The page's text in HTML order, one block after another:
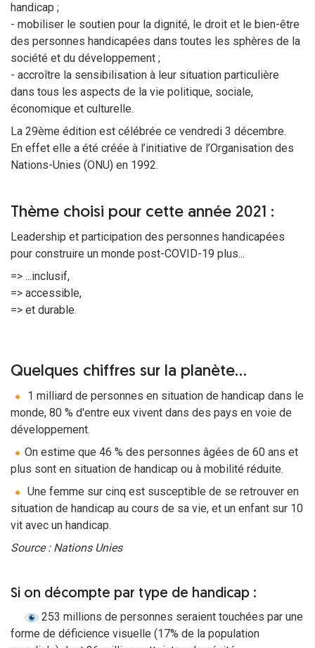
handicap ;
- mobiliser le soutien pour la dignité, le droit et le bien-être
des personnes handicapées dans toutes les sphères de la
société et du développement ;
- accroître la sensibilisation à leur situation particulière
dans tous les aspects de la vie politique, sociale,
économique et culturelle.
La 29ème édition est célébrée ce vendredi 3 décembre.
En effet elle a été créée à l’initiative de l’Organisation des
Nations-Unies (ONU) en 1992.
Thème choisi pour cette année 2021 :
Leadership et participation des personnes handicapées
pour construire un monde post-COVID-19 plus...
=> ...inclusif,
=> accessible,
=> et durable.
Quelques chiffres sur la planète...
1 milliard de personnes en situation de handicap dans le
monde, 80 % d'entre eux vivent dans des pays en voie de
développement.
On estime que 46 % des personnes âgées de 60 ans et
plus sont en situation de handicap ou à mobilité réduite.
Une femme sur cinq est susceptible de se retrouver en
situation de handicap au cours de sa vie, et un enfant sur 10
vit avec un handicap.
Source : Nations Unies
Si on décompte par type de handicap :
253 millions de personnes seraient touchées par une
forme de déficience visuelle (17% de la population